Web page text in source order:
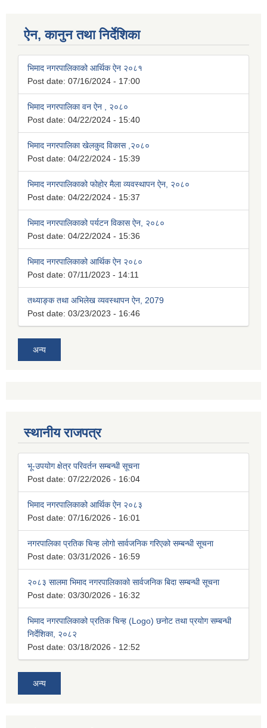
ऐन, कानुन तथा निर्देशिका
भिमाद नगरपालिकाको आर्थिक ऐन २०८१
Post date: 07/16/2024 - 17:00
भिमाद नगरपालिका वन ऐन , २०८०
Post date: 04/22/2024 - 15:40
भिमाद नगरपालिका खेलकुद विकास ,२०८०
Post date: 04/22/2024 - 15:39
भिमाद नगरपालिकाको फोहोर मैला व्यवस्थापन ऐन, २०८०
Post date: 04/22/2024 - 15:37
भिमाद नगरपालिकाको पर्यटन विकास ऐन, २०८०
Post date: 04/22/2024 - 15:36
भिमाद नगरपालिकाको आर्थिक ऐन २०८०
Post date: 07/11/2023 - 14:11
तथ्याङ्क तथा अभिलेख व्यवस्थापन ऐन, 2079
Post date: 03/23/2023 - 16:46
अन्य
स्थानीय राजपत्र
भू-उपयोग क्षेत्र परिवर्तन सम्बन्धी सूचना
Post date: 07/22/2026 - 16:04
भिमाद नगरपालिकाको आर्थिक ऐन २०८३
Post date: 07/16/2026 - 16:01
नगरपालिका प्रतिक चिन्ह लोगो सार्वजनिक गरिएको सम्बन्धी सूचना
Post date: 03/31/2026 - 16:59
२०८३ सालमा भिमाद नगरपालिकाको सार्वजनिक बिदा सम्बन्धी सूचना
Post date: 03/30/2026 - 16:32
भिमाद नगरपालिकाको प्रतिक चिन्ह (Logo) छनोट तथा प्रयोग सम्बन्धी
निर्देशिका, २०८२
Post date: 03/18/2026 - 12:52
अन्य